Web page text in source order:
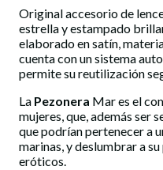
Original accesorio de
estrella y estampado
elaborado en satín,
cuenta con un sistema
permite su reutilización
La Pezonera Mar es el
mujeres, que, además ser
que podrían pertenecer a
marinas, y deslumbrar a
eróticos.